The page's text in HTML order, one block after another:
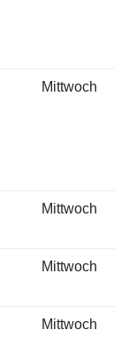
Mittwoch
Mittwoch
Mittwoch
Mittwoch